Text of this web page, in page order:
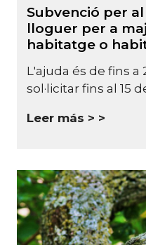
Subvenció per
lloguer per a
habitatge o
L'ajuda és de fins a
sol·licitar fins al 15
Leer más >